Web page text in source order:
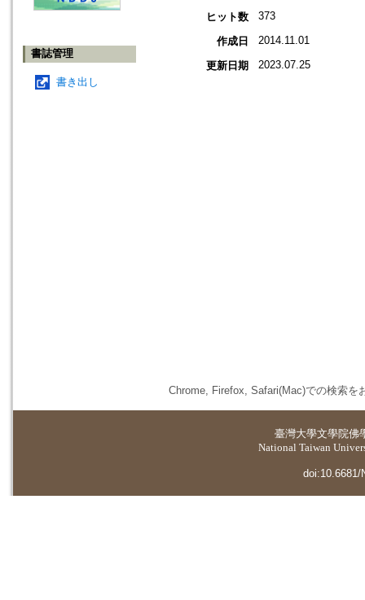
書誌管理
書き出し
ヒット数
373
作成日 2014.11.01
更新日期 2023.07.25
Chrome, Firefox, Safari(Mac)での検索を
臺灣大學文學院佛
National Taiwan
doi:10.6681/